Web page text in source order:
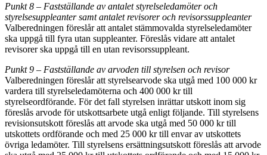
Punkt 8 – Fastställande av antalet styrelseledamöter och
styrelsesuppleanter samt antalet revisorer och revisorssuppleanter
Valberedningen föreslår att antalet stämmovalda styrelseledamöter
ska uppgå till fyra utan suppleanter. Föreslås vidare att antalet
revisorer ska uppgå till en utan revisorssuppleant.
Punkt 9 – Fastställande av arvoden till styrelsen och revisor
Valberedningen föreslår att styrelsearvode ska utgå med 100 000 kr
vardera till styrelseledamöterna och 400 000 kr till
styrelseordförande. För det fall styrelsen inrättar utskott inom sig
föreslås arvode för utskottsarbete utgå enligt följande. Till styrelsens
revisionsutskott föreslås att arvode ska utgå med 50 000 kr till
utskottets ordförande och med 25 000 kr till envar av utskottets
övriga ledamöter. Till styrelsens ersättningsutskott föreslås att arvode